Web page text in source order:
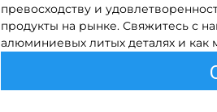
превосходству и
продукты на рынке. Свяжитесь с
алюминиевых литых деталях и